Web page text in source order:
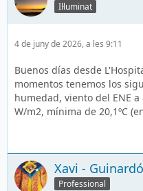
Il·luminat
4 de juny de 2026, a les 9:11
Buenos días desde
momentos tenemos los
humedad, viento del ENE
W/m2, mínima de 20,1ºC
Xavi - Guinardó
Professional